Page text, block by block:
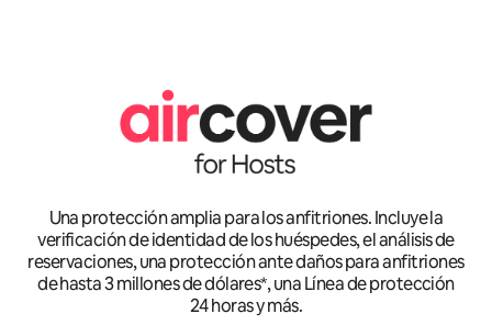
Una protección amplia para los anfitriones. Incluye la
verificación de identidad de los huéspedes, el análisis de
reservaciones, una protección ante daños para anfitriones
de hasta 3 millones de dólares*, una Línea de protección
24 horas y más.